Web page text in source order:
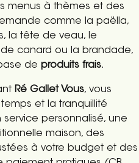
menus à thèmes et des
comme la paëlla,
la tête de veau, le
canard ou la brandade,
de produits frais.
Ré Gallet Vous, vous
et la tranquillité
service personnalisé, une
maison, des
à votre budget et des